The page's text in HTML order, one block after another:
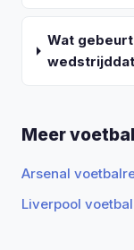
Wat
Meer
Arsenal
Liverpool